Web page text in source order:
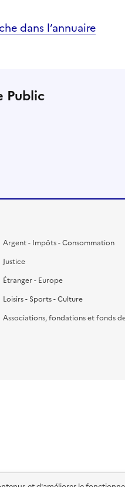
dans l’annuaire
Public
Argent - Impôts - Consommation
Justice
Étranger - Europe
Loisirs - Sports - Culture
Associations, fondations et fonds